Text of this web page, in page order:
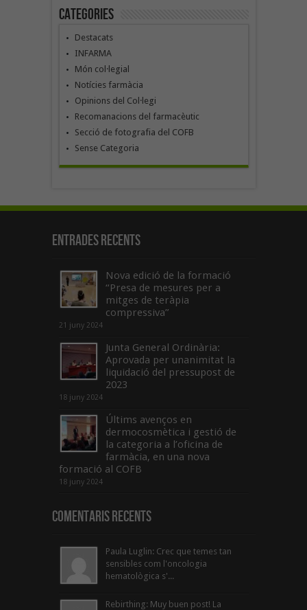
Categories
Destacats
INFARMA
Món col·legial
Notícies farmàcia
Opinions del Col·legi
Recomanacions del farmacèutic
Secció de fotografia del COFB
Sense Categoria
Entrades recents
Nova edició de la formació
“Presa de mesures per a
mitges de teràpia
compressiva”
21 juny 2024
Junta General Ordinària:
Aprovada per unanimitat la
liquidació del pressupost de
2023
18 juny 2024
Últims avenços en
dermocosmètica i gestió de
la categoria a l’oficina de
farmàcia, en una nova
formació al COFB
18 juny 2024
Comentaris Recents
Paula Luglin: Crec que temes tan
sensibles com l'oncologia
hematològica s'...
Rebirthing: Muy buen post! La